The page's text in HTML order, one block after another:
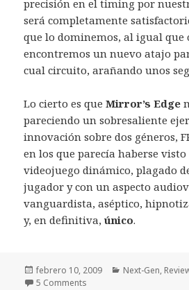
precisión en el timing por
será completamente
que lo dominemos, al igual que
encontremos un nuevo atajo
cual circuito, arañando unos
Lo cierto es queMirror’s Edge
pareciendo un sobresaliente
innovación sobre dos géneros,
en los que parecía haberse
videojuego dinámico, plagado
jugador y con un aspecto
vanguardista, aséptico,
y, en definitiva,único.
Publicado
el
febrero 10, 2009 Categorías
Next-Gen,
5 Comments